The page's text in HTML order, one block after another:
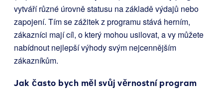
vytváří různé úrovně statusu na základě výdajů nebo
zapojení. Tím se zážitek z programu stává herním,
zákazníci mají cíl, o který mohou usilovat, a vy můžete
nabídnout nejlepší výhody svým nejcennějším
zákazníkům.
Jak často bych měl svůj věrnostní program